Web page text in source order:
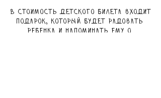
В стоимость детского билета входит
подарок, который будет радовать
ребенка и напоминать ему о